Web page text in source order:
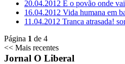
20.04.2012 E o povão onde
16.04.2012 Vida humana em
11.04.2012 Tranca atrasada!
Página 1 de 4
<< Mais recentes
Jornal O Liberal